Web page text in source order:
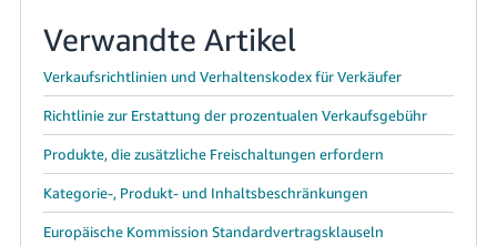
Verwandte Artikel
Verkaufsrichtlinien und Verhaltenskodex für Verkäufer
Richtlinie zur Erstattung der prozentualen Verkaufsgebühr
Produkte, die zusätzliche Freischaltungen erfordern
Kategorie-, Produkt- und Inhaltsbeschränkungen
Europäische Kommission Standardvertragsklauseln